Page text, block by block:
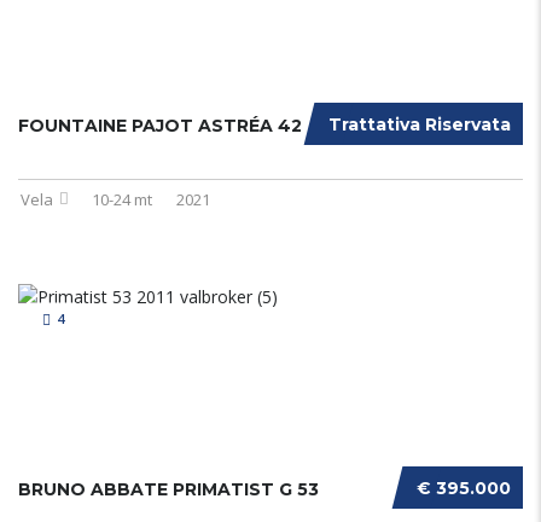
Trattativa Riservata
FOUNTAINE PAJOT ASTRÉA 42
Vela 10-24 mt 2021
4
€ 395.000
BRUNO ABBATE PRIMATIST G 53